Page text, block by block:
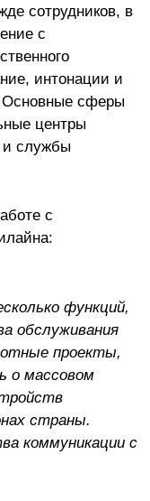
сотрудников, в
с
интонации и
Основные сферы
центры
службы
с
функций,
обслуживания
проекты,
о массовом
страны.
коммуникации с